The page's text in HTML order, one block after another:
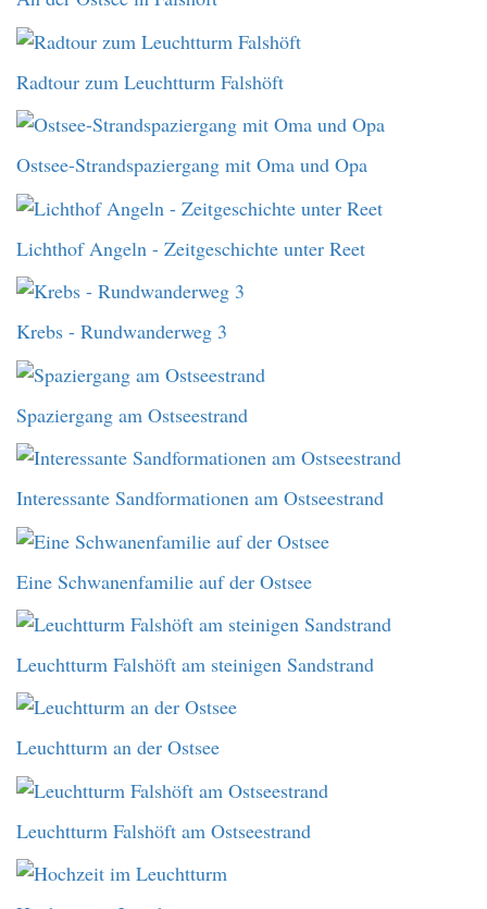
Radtour zum Leuchtturm Falshöft
Ostsee-Strandspaziergang mit Oma und Opa
Lichthof Angeln - Zeitgeschichte unter Reet
Krebs - Rundwanderweg 3
Spaziergang am Ostseestrand
Interessante Sandformationen am Ostseestrand
Eine Schwanenfamilie auf der Ostsee
Leuchtturm Falshöft am steinigen Sandstrand
Leuchtturm an der Ostsee
Leuchtturm Falshöft am Ostseestrand